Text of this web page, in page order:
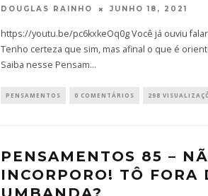
DOUGLAS RAINHO JUNHO 18, 2021
https://youtu.be/pc6kxkeOq0g Você já ouviu
Tenho certeza que sim, mas afinal o que é
Saiba nesse Pensam...
PENSAMENTOS 0 COMENTÁRIOS 298
PENSAMENTOS 85 –
INCORPORO! TÔ FORA